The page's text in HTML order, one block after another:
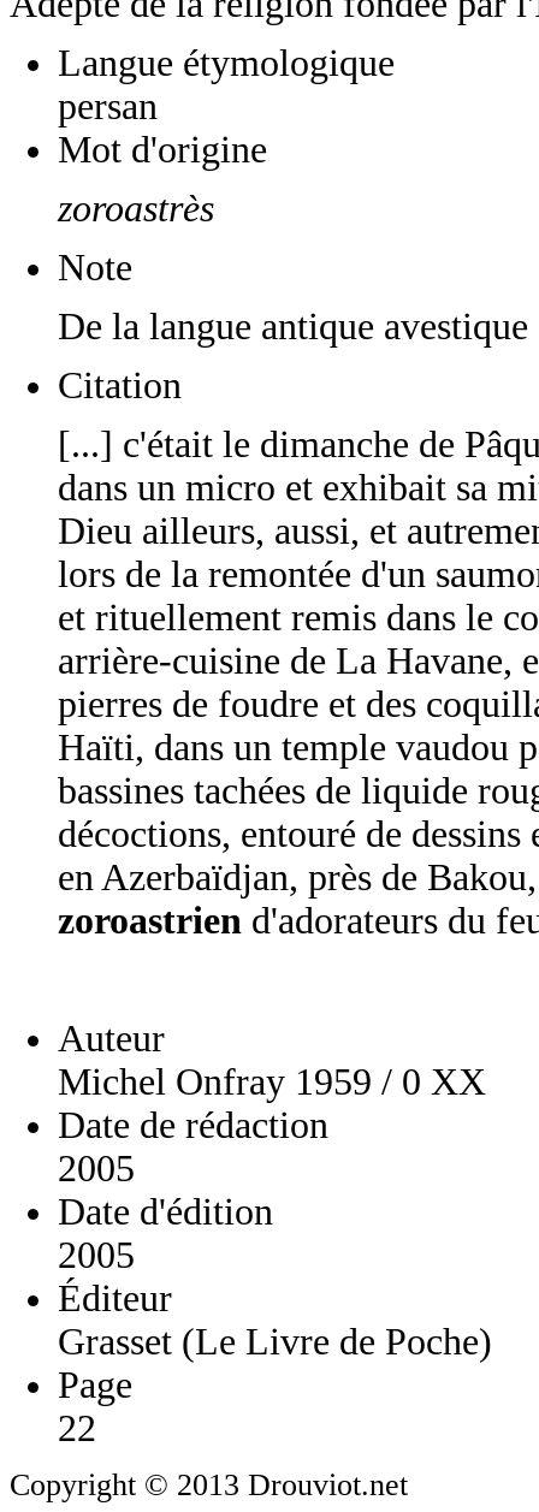
Langue étymologique
persan
Mot d'origine
zoroastrès
Note
De la langue antique
Citation
[...] c'était le dimanche de
dans un micro et exhibait sa
Dieu ailleurs, aussi, et
lors de la remontée d'un
et rituellement remis dans le
arrière-cuisine de La Havane,
pierres de foudre et des
Haïti, dans un temple vaudou
bassines tachées de liquide
décoctions, entouré de
en Azerbaïdjan, près de
zoroastrien d'adorateurs du
Auteur
Michel Onfray 1959 / 0 XX
Date de rédaction
2005
Date d'édition
2005
Éditeur
Grasset (Le Livre de Poche)
Page
22
Copyright © 2013 Drouviot.net